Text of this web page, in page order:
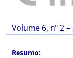
Volume 6, nº 2 –
Resumo: